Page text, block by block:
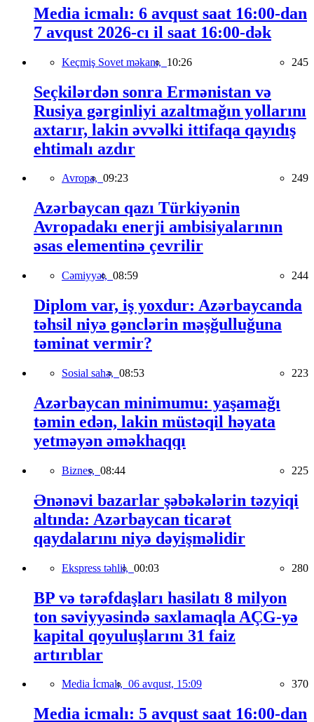
Media icmalı: 6 avqust saat 16:00-dan
7 avqust 2026-cı il saat 16:00-dək
Keçmiş Sovet məkanı, 10:26 245
Seçkilərdən sonra Ermənistan və
Rusiya gərginliyi azaltmağın yollarını
axtarır, lakin əvvəlki ittifaqa qayıdış
ehtimalı azdır
Avropa, 09:23 249
Azərbaycan qazı Türkiyənin
Avropadakı enerji ambisiyalarının
əsas elementinə çevrilir
Cəmiyyət, 08:59 244
Diplom var, iş yoxdur: Azərbaycanda
təhsil niyə gənclərin məşğulluğuna
təminat vermir?
Sosial sahə, 08:53 223
Azərbaycan minimumu: yaşamağı
təmin edən, lakin müstəqil həyata
yetməyən əməkhaqqı
Biznes, 08:44 225
Ənənəvi bazarlar şəbəkələrin təzyiqi
altında: Azərbaycan ticarət
qaydalarını niyə dəyişməlidir
Ekspress təhlil, 00:03 280
BP və tərəfdaşları hasilatı 8 milyon
ton səviyyəsində saxlamaqla AÇG-yə
kapital qoyuluşlarını 31 faiz
artırıblar
Media İcmalı, 06 avqust, 15:09 370
Media icmalı: 5 avqust saat 16:00-dan